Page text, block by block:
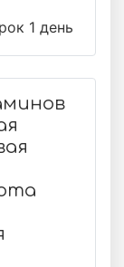
1 день